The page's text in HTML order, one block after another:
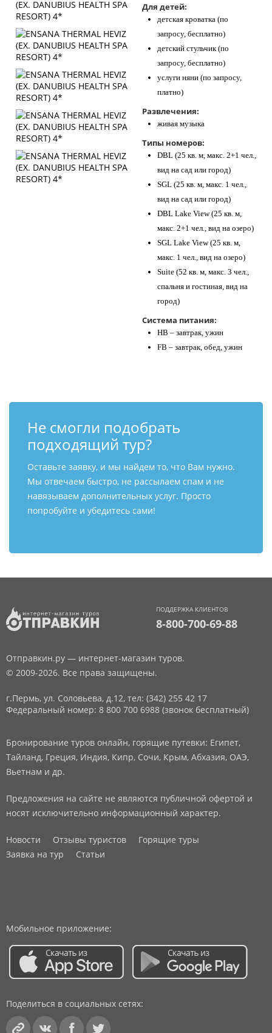
Для детей:
детская кроватка (по
запросу, бесплатно)
детский стульчик (по
запросу, бесплатно)
услуги няни (по запросу,
платно)
Развлечения:
живая музыка
Типы номеров:
DBL (25 кв. м, макс. 2+1 чел.,
вид на сад или город)
SGL (25 кв. м, макс. 1 чел.,
вид на сад или город)
DBL Lake View (25 кв. м,
макс. 2+1 чел., вид на озеро)
SGL Lake View (25 кв. м,
макс. 1 чел., вид на озеро)
Suite (52 кв. м, макс. 3 чел.,
спальня и гостиная, вид на
город)
Система питания:
HB – завтрак, ужин
FB – завтрак, обед, ужин
Не смогли подобрать
подходящий тур?
Оставьте заявку, и мы найдем то, что Вам нужно.
Мы отвечаем быстро, не рассылаем спам и не
навязываем дополнительных услуг. Просто
попробуйте и убедитесь сами!
ПОДДЕРЖКА КЛИЕНТОВ
8-800-700-69-88
Отправкин.ру — интернет-магазин туров.
© 2009-2026. Все права защищены.
г.Пермь, ул. Соловьева, д.12, тел: (342) 255 42 17
Федеральный номер: 8 800 700 6988 (звонок бесплатный)
Бронирование туров онлайн, горящие путевки: Египет,
Тайланд, Греция, Индия, Кипр, Сочи, Крым, Абхазия, ОАЭ,
Вьетнам и др.
Предложения на сайте не являются публичной офертой и
носят исключительно информационный характер.
Новости Отзывы туристов
Горящие туры
Заявка на тур
Статьи
Мобильное приложение:
Поделиться в социальных сетях: